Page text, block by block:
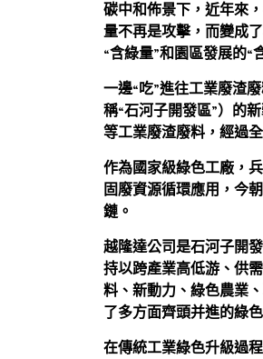
碳中和佈景下，近年來
量不再是攻擊，而變成
“含綠量”和園區發展的“
一邊“吃”進往工業廢渣
稱“石河子開發區”）的
等工業廢渣廢料，經過
作為國家級綠色工廠，
固廢資源循環應用，今
鏈。
越隆達公司是石河子開
持以跨產業高低游、供
料、新動力、綠色農業
了多方面齊頭并進的綠
在傳統工業綠色升級過